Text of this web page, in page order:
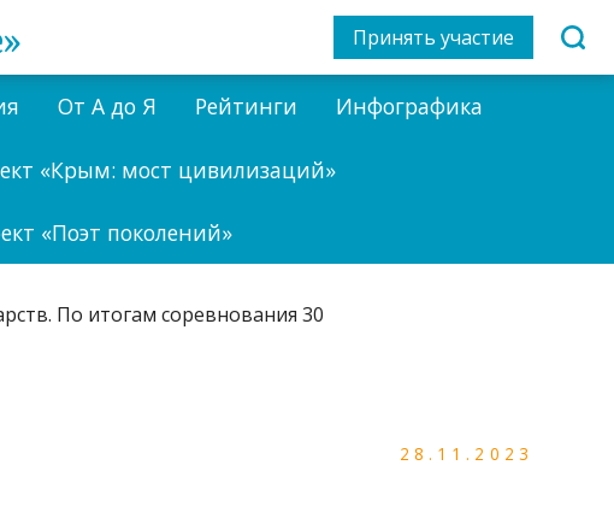
Принять участие
От А до Я Рейтинги Инфографика
«Крым: мост цивилизаций»
«Поэт поколений»
28.11.2023